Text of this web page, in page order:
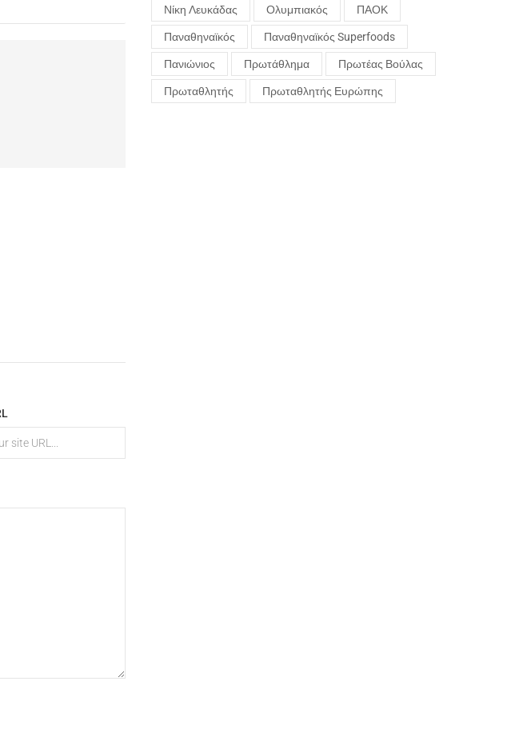
Νίκη Λευκάδας Ολυμπιακός ΠΑΟΚ
Παναθηναϊκός Παναθηναϊκός Superfoods
Πανιώνιος Πρωτάθλημα Πρωτέας Βούλας
Πρωταθλητής Πρωταθλητής Ευρώπης